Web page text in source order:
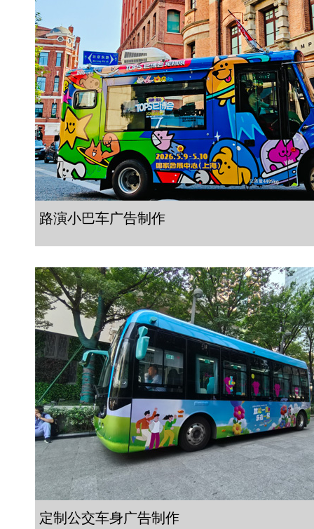
路演小巴车广告制作
定制公交车身广告制作